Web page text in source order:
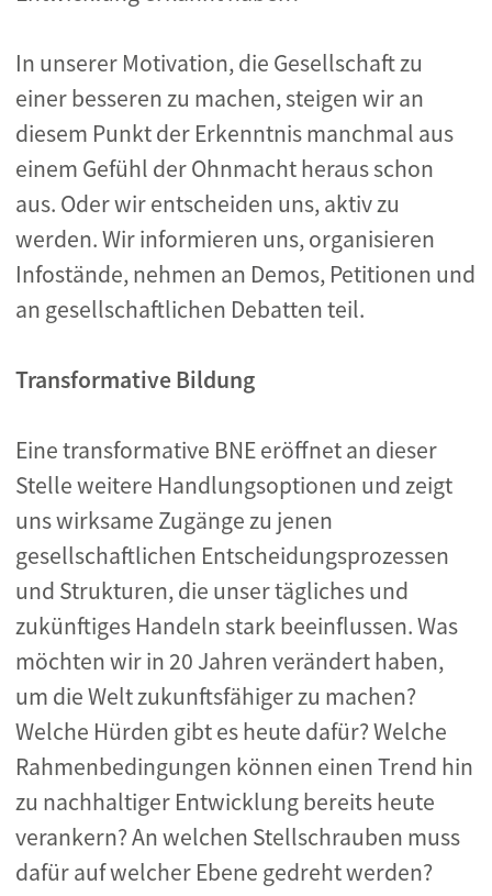
In unserer Motivation, die Gesellschaft zu
einer besseren zu machen, steigen wir an
diesem Punkt der Erkenntnis manchmal aus
einem Gefühl der Ohnmacht heraus schon
aus. Oder wir entscheiden uns, aktiv zu
werden. Wir informieren uns, organisieren
Infostände, nehmen an Demos, Petitionen und
an gesellschaftlichen Debatten teil.
Transformative Bildung
Eine transformative BNE eröffnet an dieser
Stelle weitere Handlungsoptionen und zeigt
uns wirksame Zugänge zu jenen
gesellschaftlichen Entscheidungsprozessen
und Strukturen, die unser tägliches und
zukünftiges Handeln stark beeinflussen. Was
möchten wir in 20 Jahren verändert haben,
um die Welt zukunftsfähiger zu machen?
Welche Hürden gibt es heute dafür? Welche
Rahmenbedingungen können einen Trend hin
zu nachhaltiger Entwicklung bereits heute
verankern? An welchen Stellschrauben muss
dafür auf welcher Ebene gedreht werden?